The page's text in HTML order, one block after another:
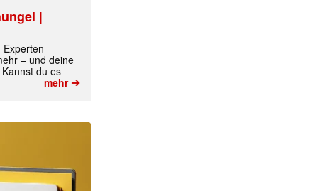
|
Experten
– und deine
du es
mehr➔